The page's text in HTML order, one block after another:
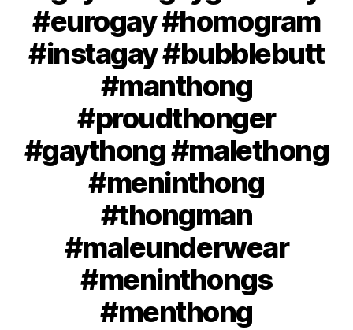
#eurogay #homogram
#instagay #bubblebutt
#manthong
#proudthonger
#gaythong #malethong
#meninthong
#thongman
#maleunderwear
#meninthongs
#menthong